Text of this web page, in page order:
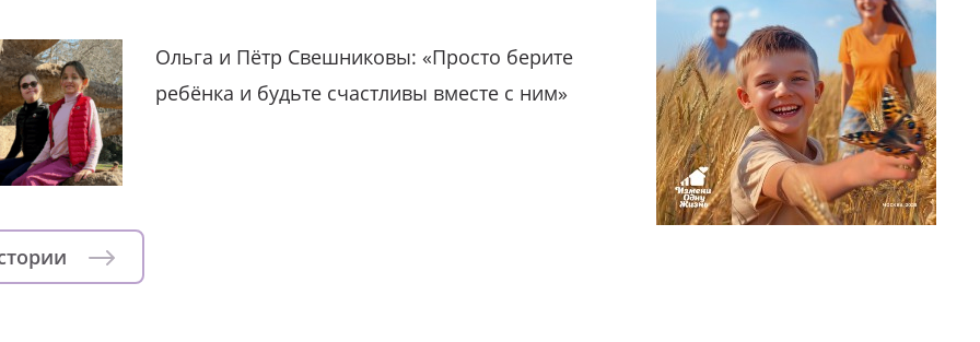
Ольга и Пётр Свешниковы: «Просто берите
ребёнка и будьте счастливы вместе с ним»